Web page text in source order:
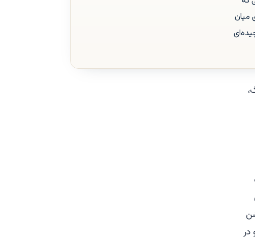
میان
در